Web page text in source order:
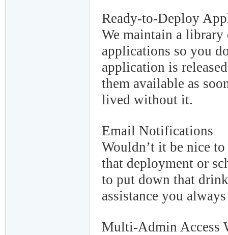
Ready-to-Deploy
We maintain a
applications so you
application is
them available as
lived without it.
Email Notifications
Wouldn’t it be nice
that deployment or
to put down that
assistance you
Multi-Admin Access